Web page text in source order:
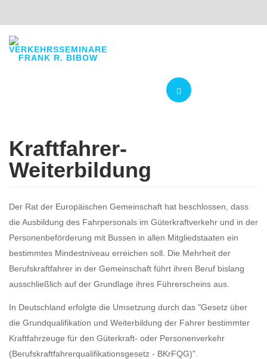
Kraftfahrer-
Weiterbildung
Der Rat der Europäischen Gemeinschaft hat beschlossen, dass
die Ausbildung des Fahrpersonals im Güterkraftverkehr und in der
Personenbeförderung mit Bussen in allen Mitgliedstaaten ein
bestimmtes Mindestniveau erreichen soll. Die Mehrheit der
Berufskraftfahrer in der Gemeinschaft führt ihren Beruf bislang
ausschließlich auf der Grundlage ihres Führerscheins aus.
In Deutschland erfolgte die Umsetzung durch das "Gesetz über
die Grundqualifikation und Weiterbildung der Fahrer bestimmter
Kraftfahrzeuge für den Güterkraft- oder Personenverkehr
(Berufskraftfahrerqualifikationsgesetz - BKrFQG)".